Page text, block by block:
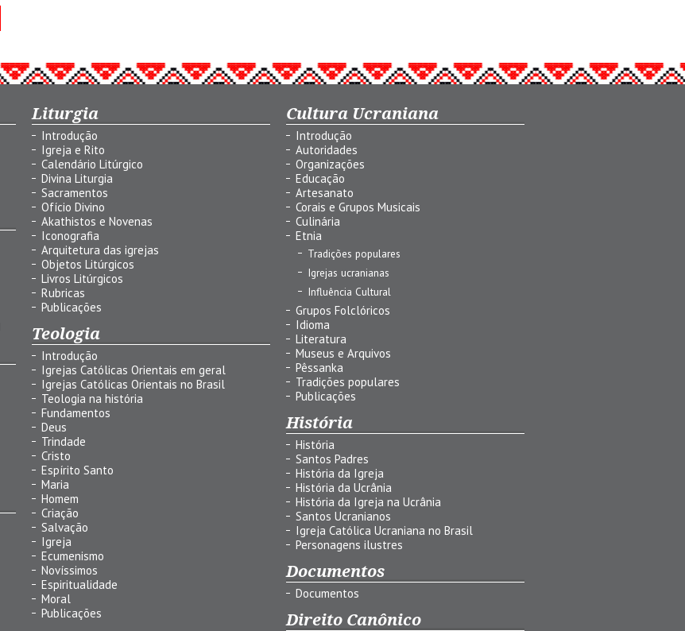
Liturgia
Introdução
Igreja e Rito
Calendário Litúrgico
Divina Liturgia
Sacramentos
Ofício Divino
Akathistos e Novenas
Iconografia
Arquitetura das igrejas
Objetos Litúrgicos
Livros Litúrgicos
Rubricas
Publicações
Teologia
Introdução
Igrejas Católicas Orientais em geral
Igrejas Católicas Orientais no Brasil
Teologia na história
Fundamentos
Deus
Trindade
Cristo
Espírito Santo
Maria
Homem
Criação
Salvação
Igreja
Ecumenismo
Novíssimos
Espiritualidade
Moral
Publicações
Cultura Ucraniana
Introdução
Autoridades
Organizações
Educação
Artesanato
Corais e Grupos Musicais
Culinária
Etnia
Tradições populares
Igrejas ucranianas
Influência Cultural
Grupos Folclóricos
Idioma
Literatura
Museus e Arquivos
Pêssanka
Tradições populares
Publicações
História
História
Santos Padres
História da Igreja
História da Ucrânia
História da Igreja na Ucrânia
Santos Ucranianos
Igreja Católica Ucraniana no Brasil
Personagens ilustres
Documentos
Documentos
Direito Canônico